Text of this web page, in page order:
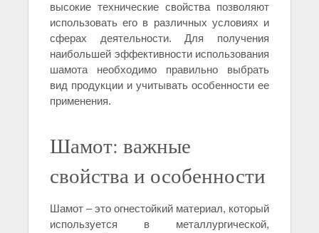
высокие технические свойства позволяют
использовать его в различных условиях и
сферах деятельности. Для получения
наибольшей эффективности использования
шамота необходимо правильно выбрать
вид продукции и учитывать особенности ее
применения.
Шамот: важные
свойства и особенности
Шамот – это огнестойкий материал, который
используется в металлургической,